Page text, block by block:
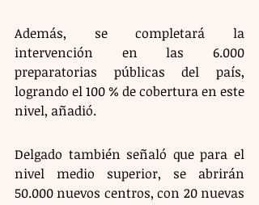
Además, se completará la
intervención en las 6.000
preparatorias públicas del país,
logrando el 100 % de cobertura en este
nivel, añadió.
Delgado también señaló que para el
nivel medio superior, se abrirán
50.000 nuevos centros, con 20 nuevas